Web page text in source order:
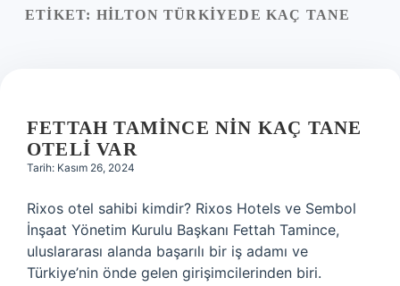
Yasal Uyarı
ETIKET: HILTON TÜRKIYEDE KAÇ TANE
FETTAH TAMINCE NIN KAÇ TANE
OTELI VAR
Tarih: Kasım 26, 2024
Rixos otel sahibi kimdir? Rixos Hotels ve Sembol
İnşaat Yönetim Kurulu Başkanı Fettah Tamince,
uluslararası alanda başarılı bir iş adamı ve
Türkiye’nin önde gelen girişimcilerinden biri.